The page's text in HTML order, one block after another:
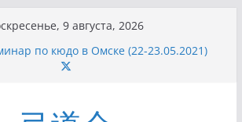
9 августа, 2026
по кюдо в Омске (22-23.05.2021)
Росcии, Дёмино (2-5.09.2021)
Посла Японии в России по Кюдо,